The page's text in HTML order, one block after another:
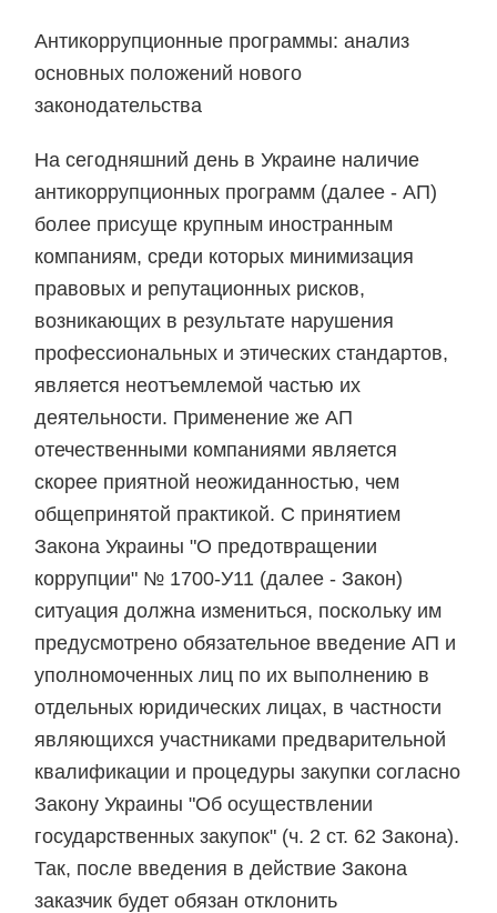
Антикоррупционные программы: анализ
основных положений нового
законодательства
На сегодняшний день в Украине наличие
антикоррупционных программ (далее - АП)
более присуще крупным иностранным
компаниям, среди которых минимизация
правовых и репутационных рисков,
возникающих в результате нарушения
профессиональных и этических стандартов,
является неотъемлемой частью их
деятельности. Применение же АП
отечественными компаниями является
скорее приятной неожиданностью, чем
общепринятой практикой. С принятием
Закона Украины "О предотвращении
коррупции" № 1700-У11 (далее - Закон)
ситуация должна измениться, поскольку им
предусмотрено обязательное введение АП и
уполномоченных лиц по их выполнению в
отдельных юридических лицах, в частности
являющихся участниками предварительной
квалификации и процедуры закупки согласно
Закону Украины "Об осуществлении
государственных закупок" (ч. 2 ст. 62 Закона).
Так, после введения в действие Закона
заказчик будет обязан отклонить